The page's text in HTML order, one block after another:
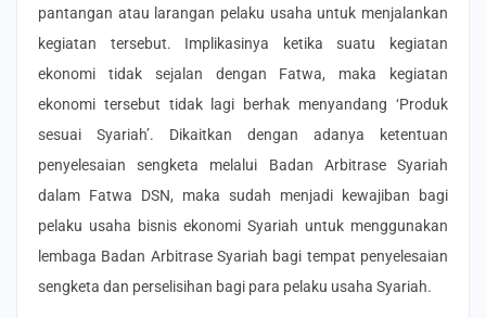
pantangan atau larangan pelaku usaha untuk menjalankan
kegiatan tersebut. Implikasinya ketika suatu kegiatan
ekonomi tidak sejalan dengan Fatwa, maka kegiatan
ekonomi tersebut tidak lagi berhak menyandang ‘Produk
sesuai Syariah’. Dikaitkan dengan adanya ketentuan
penyelesaian sengketa melalui Badan Arbitrase Syariah
dalam Fatwa DSN, maka sudah menjadi kewajiban bagi
pelaku usaha bisnis ekonomi Syariah untuk menggunakan
lembaga Badan Arbitrase Syariah bagi tempat penyelesaian
sengketa dan perselisihan bagi para pelaku usaha Syariah.